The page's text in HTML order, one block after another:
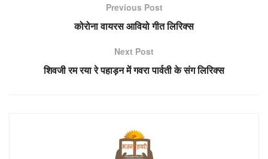
Previous Post
कोरोना वायरस आवियो गीत लिरिक्स
Next Post
शिवजी रम रया रे पहाड़न में गवरा पार्वती के संग लिरिक्स